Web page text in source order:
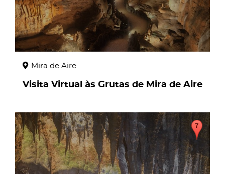
Mira de Aire
Visita Virtual às Grutas de Mira de Aire
page